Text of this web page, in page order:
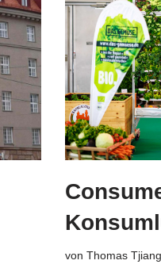
von Thomas Tjiang